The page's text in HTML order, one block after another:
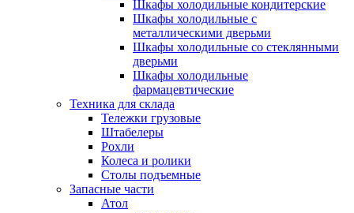
Шкафы холодильные кондитерские
Шкафы холодильные с
металлическими дверьми
Шкафы холодильные со стеклянными
дверьми
Шкафы холодильные
фармацевтические
Техника для склада
Тележки грузовые
Штабелеры
Рохли
Колеса и ролики
Столы подъемные
Запасные части
Атол